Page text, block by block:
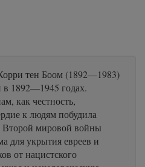
тен Боом (1892—1983)
в 1892—1945 годах.
как честность,
к людям побудила
Второй мировой войны
для укрытия евреев и
от нацистского